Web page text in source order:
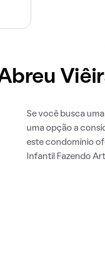
Se você busca
uma opção a
este condomínio
Infantil Fazendo